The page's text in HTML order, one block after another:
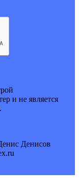
и не является
Денисов